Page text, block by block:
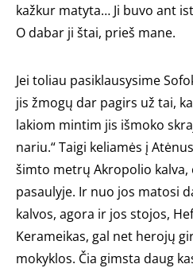
kažkur matyta… Ji buvo ant
O dabar ji štai, prieš mane.
Jei toliau pasiklausysime
jis žmogų dar pagirs už tai,
lakiom mintim jis išmoko
nariu.“ Taigi keliamės į
šimto metrų Akropolio kalva,
pasaulyje. Ir nuo jos matosi
kalvos, agora ir jos stojos,
Kerameikas, gal net herojų
mokyklos. Čia gimsta daug